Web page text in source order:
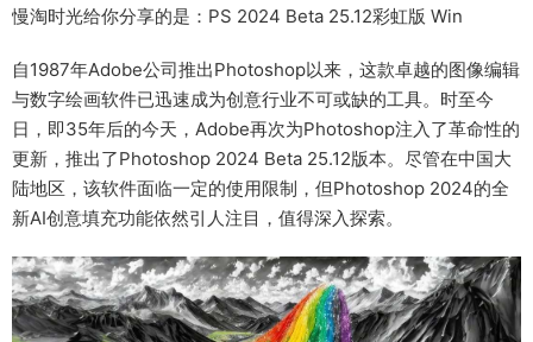
慢淘时光给你分享的是：PS 2024 Beta 25.12彩虹版 Win
自1987年Adobe公司推出Photoshop以来，这款卓越的图像编辑
与数字绘画软件已迅速成为创意行业不可或缺的工具。时至今
日，即35年后的今天，Adobe再次为Photoshop注入了革命性的
更新，推出了Photoshop 2024 Beta 25.12版本。尽管在中国大
陆地区，该软件面临一定的使用限制，但Photoshop 2024的全
新AI创意填充功能依然引人注目，值得深入探索。